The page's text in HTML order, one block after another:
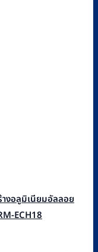
างอลูมิเนียมอัลลอย
ECH18